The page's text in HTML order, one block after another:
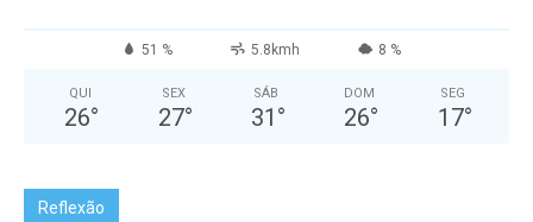
51 % 5.8kmh 8 %
QUI
26°
SEX
27°
SÁB
31 °
DOM
26°
SEG
17°
Reflexão